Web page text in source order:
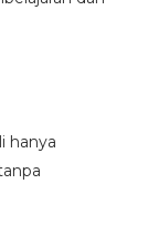
hanya